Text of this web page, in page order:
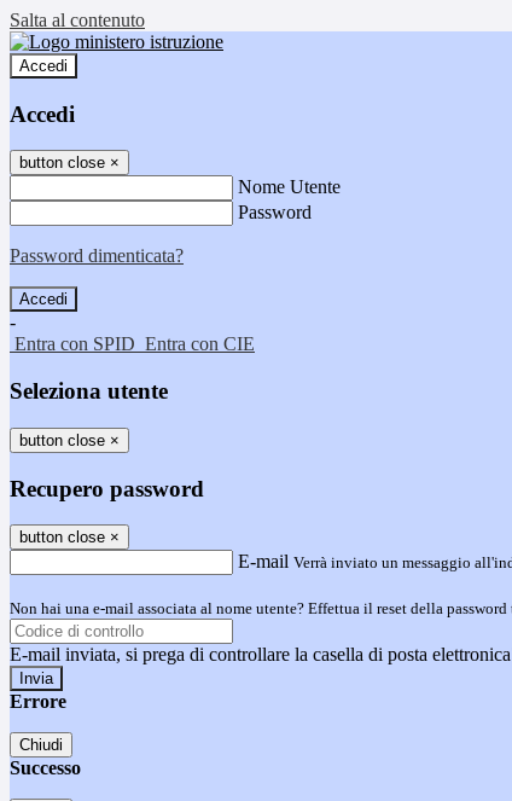
Salta al contenuto
Accedi
Accedi
button close ×
Nome Utente
Password
Password dimenticata?
-
Entra con SPID Entra con CIE
Seleziona utente
button close ×
Recupero password
button close ×
E-mail Verrà inviato un messaggio
Non hai una e-mail associata al nome utente? Effettua il reset della
E-mail inviata, si prega di controllare la casella di posta
Errore
Chiudi
Successo